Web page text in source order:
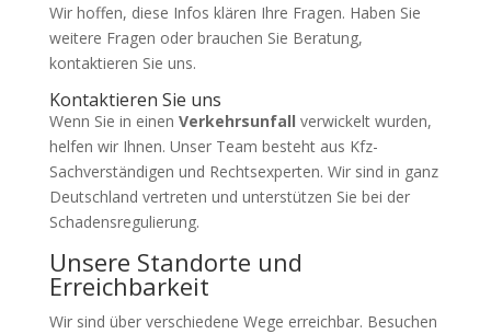
Wir hoffen, diese Infos klären Ihre Fragen. Haben Sie
weitere Fragen oder brauchen Sie Beratung,
kontaktieren Sie uns.
Kontaktieren Sie uns
Wenn Sie in einen Verkehrsunfall verwickelt wurden,
helfen wir Ihnen. Unser Team besteht aus Kfz-
Sachverständigen und Rechtsexperten. Wir sind in ganz
Deutschland vertreten und unterstützen Sie bei der
Schadensregulierung.
Unsere Standorte und
Erreichbarkeit
Wir sind über verschiedene Wege erreichbar. Besuchen